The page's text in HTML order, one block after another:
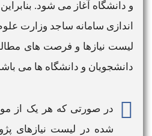
و دانشگاه آغاز می شود.
اندازی سامانه ساجد وزارت
لیست نیازها و فرصت های
دانشجویان و دانشگاه ها می
در صورتی که هر یک از
شده در لیست نیازهای